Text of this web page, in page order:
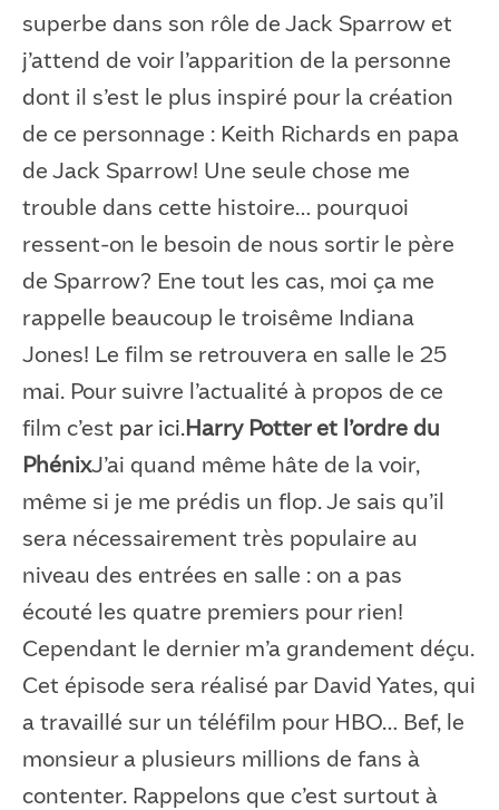
superbe dans son rôle de Jack Sparrow et
j’attend de voir l’apparition de la personne
dont il s’est le plus inspiré pour la création
de ce personnage : Keith Richards en papa
de Jack Sparrow! Une seule chose me
trouble dans cette histoire… pourquoi
ressent-on le besoin de nous sortir le père
de Sparrow? Ene tout les cas, moi ça me
rappelle beaucoup le troisême Indiana
Jones! Le film se retrouvera en salle le 25
mai. Pour suivre l’actualité à propos de ce
film c’est par ici.Harry Potter et l’ordre du
PhénixJ’ai quand même hâte de la voir,
même si je me prédis un flop. Je sais qu’il
sera nécessairement très populaire au
niveau des entrées en salle : on a pas
écouté les quatre premiers pour rien!
Cependant le dernier m’a grandement déçu.
Cet épisode sera réalisé par David Yates, qui
a travaillé sur un téléfilm pour HBO… Bef, le
monsieur a plusieurs millions de fans à
contenter. Rappelons que c’est surtout à